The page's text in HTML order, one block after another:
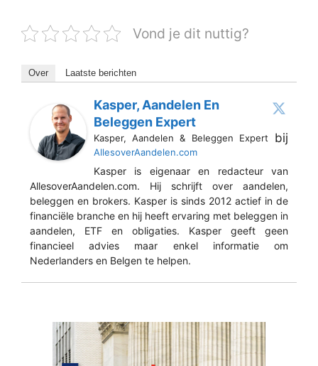
Vond je dit nuttig?
Over Laatste berichten
Kasper, Aandelen En
Beleggen Expert
Kasper, Aandelen & Beleggen Expert bij
AllesoverAandelen.com
Kasper is eigenaar en redacteur van
AllesoverAandelen.com. Hij schrijft over aandelen,
beleggen en brokers. Kasper is sinds 2012 actief in de
financiële branche en hij heeft ervaring met beleggen in
aandelen, ETF en obligaties. Kasper geeft geen
financieel advies maar enkel informatie om
Nederlanders en Belgen te helpen.